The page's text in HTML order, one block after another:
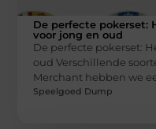
De perfecte pokerset:
voor jong en oud
De perfecte pokerset:
oud Verschillende
Merchant hebben we
Speelgoed Dump